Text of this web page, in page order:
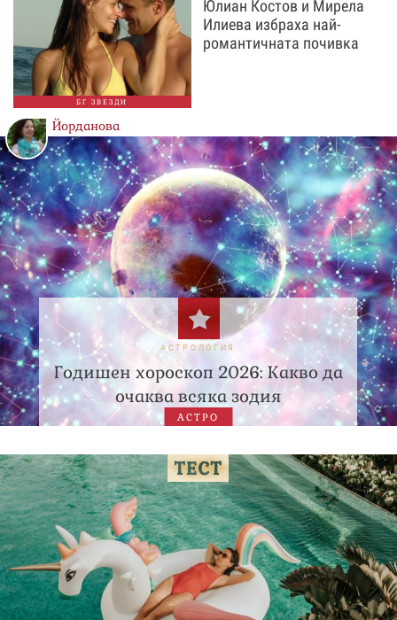
БГ ЗВЕЗДИ
Юлиан Костов и Мирела
Илиева избраха най-
романтичната почивка
Йорданова
АСТРОЛОГИЯ
Годишен хороскоп 2026: Какво да
очаква всяка зодия
АСТРО